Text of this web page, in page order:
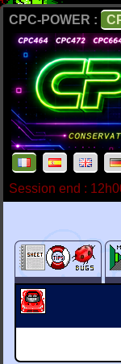
CPC-POWER :
Session end :